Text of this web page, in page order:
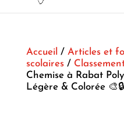
Accueil / Articles et
scolaires/
Chemise à Rabat
Légère & Colorée